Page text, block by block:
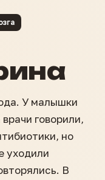
У малышки
говорили,
но
уходили
В